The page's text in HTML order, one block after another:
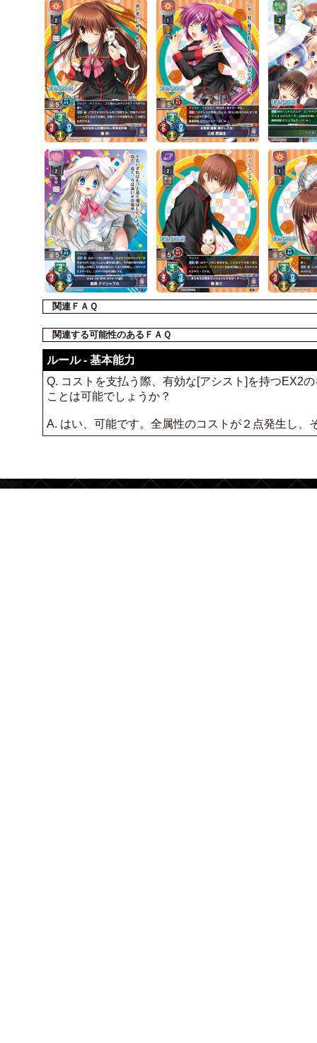
関連ＦＡＱ
関連する可能性のあるＦＡＱ
ルール - 基本能力
Q. コストを支払う際、有効な[アシスト]を持つEX2
ことは可能でしょうか？
A. はい、可能です。全属性のコストが２点発生し
footer